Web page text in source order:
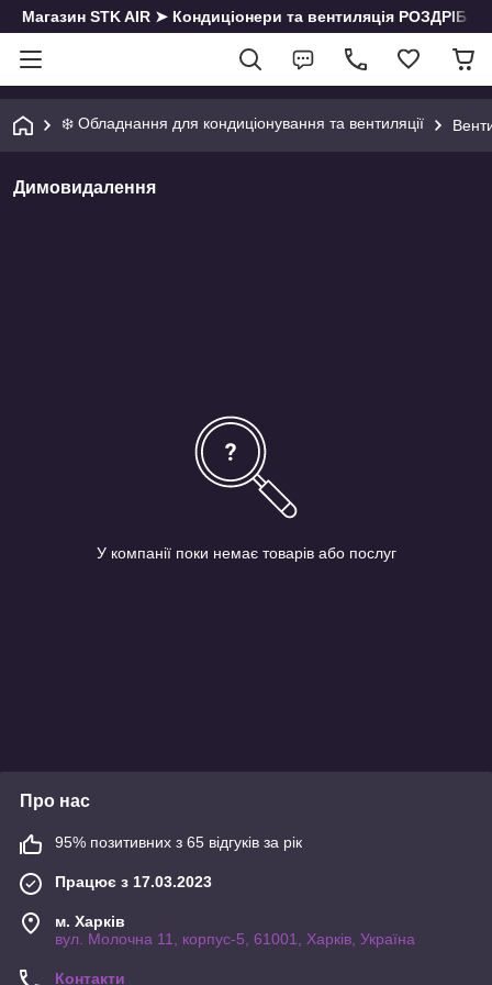
Магазин STK AIR ➤ Кондиціонери та вентиляція РОЗДРІБ
❄️ Обладнання для кондиціонування та вентиляції
Димовидалення
У компанії поки немає товарів або послуг
Про нас
95% позитивних з 65 відгуків за рік
Працює з 17.03.2023
м. Харків
вул. Молочна 11, корпус-5, 61001, Харків, Україна
Контакти